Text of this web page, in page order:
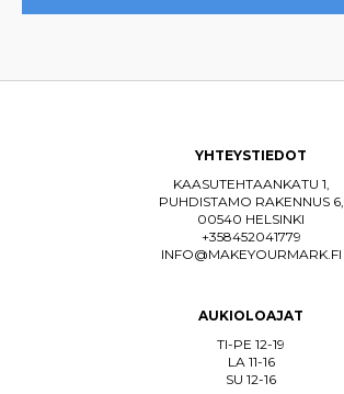
18mm
YHTEYSTIEDOT
KAASUTEHTAANKATU 1,
PUHDISTAMO RAKENNUS 6,
00540 HELSINKI
+358452041779
INFO@MAKEYOURMARK.FI
AUKIOLOAJAT
TI-PE 12-19
LA 11-16
SU 12-16